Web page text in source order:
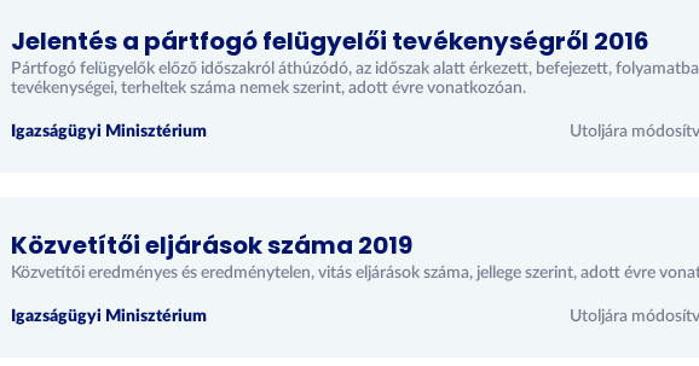
Jelentés a pártfogó felügyelői tevékenységről 2016
Pártfogó felügyelők előző időszakról áthúzódó, az időszak alatt érkezett, befejezett,
tevékenységei, terheltek száma nemek szerint, adott évre vonatkozóan.
Igazságügyi Minisztérium Utoljára
Közvetítői eljárások száma 2019
Közvetítői eredményes és eredménytelen, vitás eljárások száma, jellege szerint, adott évre
Igazságügyi Minisztérium Utoljára